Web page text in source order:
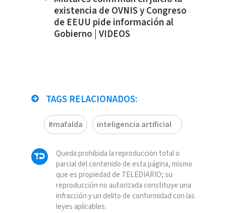
existencia de OVNIS y Congreso
de EEUU pide información al
Gobierno | VIDEOS
TAGS RELACIONADOS:
#mafalda inteligencia artificial
Queda prohibida la reproducción total o
parcial del contenido de esta página, mismo
que es propiedad de TELEDIARIO; su
reproducción no autorizada constituye una
infracción y un delito de conformidad con las
leyes aplicables.